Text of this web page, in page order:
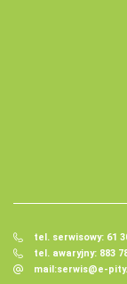
tel. serwisowy: 61
tel. awaryjny: 883
mail:serwis@e-